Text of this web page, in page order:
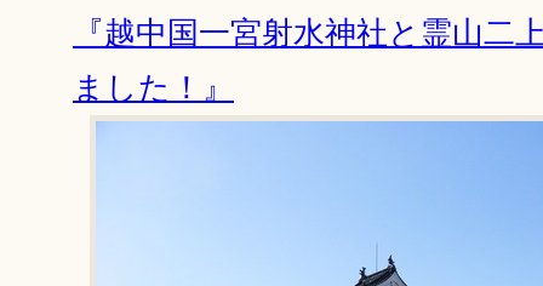
『越中国一宮射水神社と霊山二
ました！』